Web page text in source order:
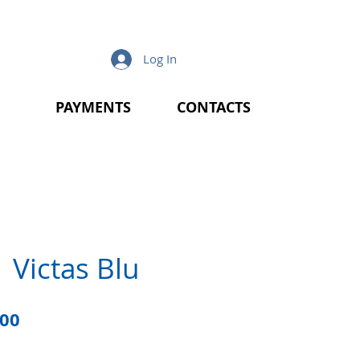
Log In
PAYMENTS CONTACTS
Victas Blu